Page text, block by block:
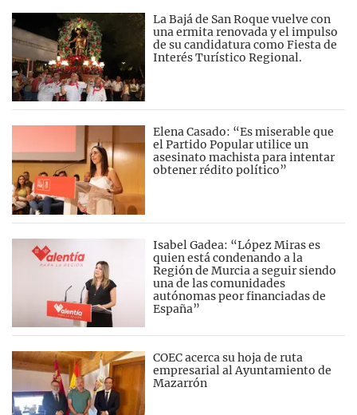
La Bajá de San Roque vuelve con
una ermita renovada y el impulso
de su candidatura como Fiesta de
Interés Turístico Regional.
Elena Casado: “Es miserable que
el Partido Popular utilice un
asesinato machista para intentar
obtener rédito político”
Isabel Gadea: “López Miras es
quien está condenando a la
Región de Murcia a seguir siendo
una de las comunidades
autónomas peor financiadas de
España”
COEC acerca su hoja de ruta
empresarial al Ayuntamiento de
Mazarrón